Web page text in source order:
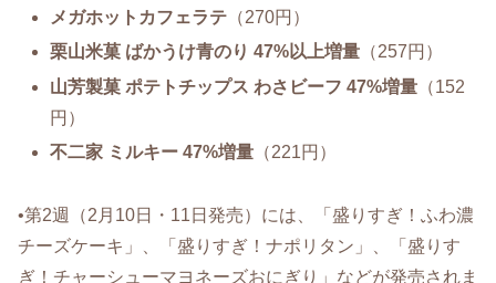
メガホットカフェラテ （270円）
栗山米菓 ばかうけ青のり 47%以上増量 （257円）
山芳製菓 ポテトチップス わさビーフ 47%増量 （152
円）
不二家 ミルキー 47%増量 （221円）
•第2週（2月10日・11日発売）には、「盛りすぎ！ふわ濃
チーズケーキ」、「盛りすぎ！ナポリタン」、「盛りす
ぎ！チャーシューマヨネーズおにぎり」などが発売されま